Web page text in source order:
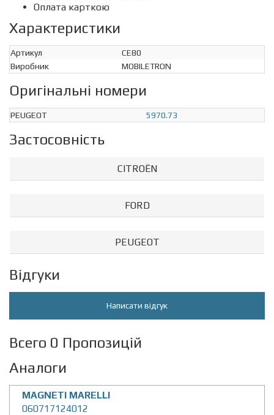
Оплата карткою
Характеристики
Артикул
CE80
Виробник
MOBILETRON
Оригінальні номери
PEUGEOT 5970.73
Застосовність
CITROËN
FORD
PEUGEOT
Відгуки
Написати відгук
Всего 0 Пропозицій
Аналоги
MAGNETI MARELLI
060717124012